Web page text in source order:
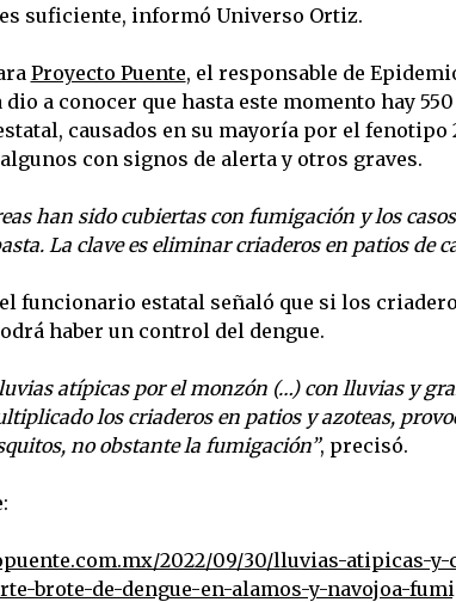
suficiente, informó Universo Ortiz.
Proyecto Puente, el responsable de
dio a conocer que hasta este momento hay
causados en su mayoría por el fenotipo
con signos de alerta y otros graves.
han sido cubiertas con fumigación y los
La clave es eliminar criaderos en patios de
funcionario estatal señaló que si los
haber un control del dengue.
atípicas por el monzón (…) con lluvias y
los criaderos en patios y azoteas,
no obstante la fumigación”, precisó.
2022/09/30/lluvias-atipicas-
brote-de-dengue-en-alamos-y-navojoa-